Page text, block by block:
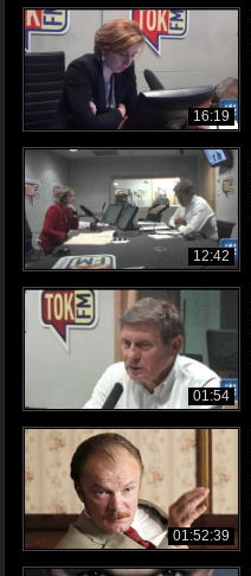
16:19
12:42
01:54
01:52:39